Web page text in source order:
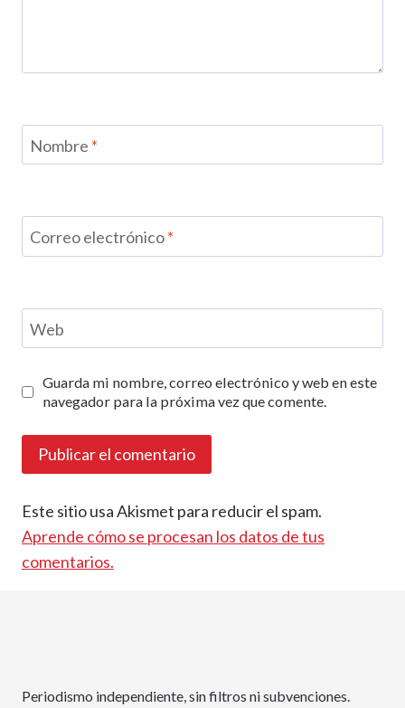
Nombre *
Correo electrónico*
Web
Guarda mi nombre, correo electrónico y web en este
navegador para la próxima vez que comente.
Este sitio usa Akismet para reducir el spam.
Aprende cómo se procesan los datos de tus
comentarios.
Periodismo independiente, sin filtros ni subvenciones.